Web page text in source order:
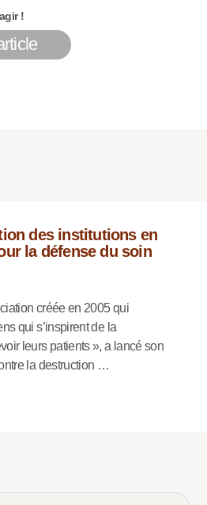
!
des institutions en
la défense du soin
créée en 2005 qui
qui s’inspirent de la
leurs patients », a lancé son
la destruction …